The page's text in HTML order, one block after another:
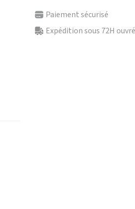
Paiement sécurisé
Expédition sous 72H